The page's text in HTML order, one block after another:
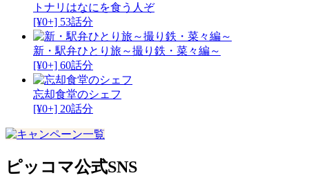
トナリはなにを食う人ぞ
[¥0+] 53話分
新・駅弁ひとり旅～撮り鉄・菜々編～
[¥0+] 60話分
忘却食堂のシェフ
[¥0+] 20話分
ピッコマ公式SNS